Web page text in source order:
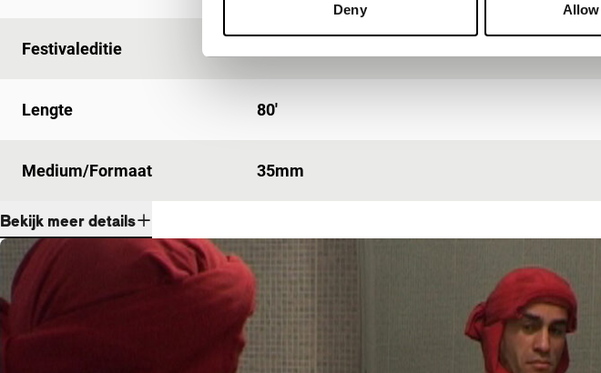
Deny
Festivaleditie
Lengte 80'
Medium/Formaat 35mm
Bekijk meer details